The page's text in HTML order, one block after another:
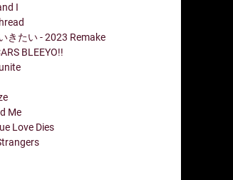
I
きたい - 2023 Remake
BLEEYO!!
Me
Love Dies